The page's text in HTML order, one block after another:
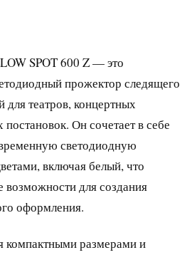
SPOT 600 Z — это
прожектор следящего
для театров, концертных
Он сочетает в себе
светодиодную
включая белый, что
возможности для создания
оформления.
компактными размерами и